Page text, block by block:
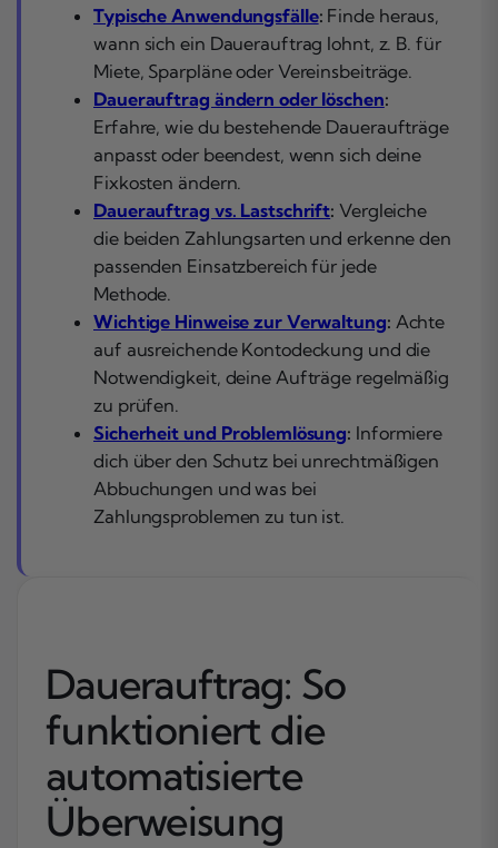
Typische Anwendungsfälle: Finde heraus,
wann sich ein Dauerauftrag lohnt, z. B. für
Miete, Sparpläne oder Vereinsbeiträge.
Dauerauftrag ändern oder löschen:
Erfahre, wie du bestehende Daueraufträge
anpasst oder beendest, wenn sich deine
Fixkosten ändern.
Dauerauftrag vs. Lastschrift: Vergleiche
die beiden Zahlungsarten und erkenne den
passenden Einsatzbereich für jede
Methode.
Wichtige Hinweise zur Verwaltung: Achte
auf ausreichende Kontodeckung und die
Notwendigkeit, deine Aufträge regelmäßig
zu prüfen.
Sicherheit und Problemlösung: Informiere
dich über den Schutz bei unrechtmäßigen
Abbuchungen und was bei
Zahlungsproblemen zu tun ist.
Dauerauftrag: So
funktioniert die
automatisierte
Überweisung